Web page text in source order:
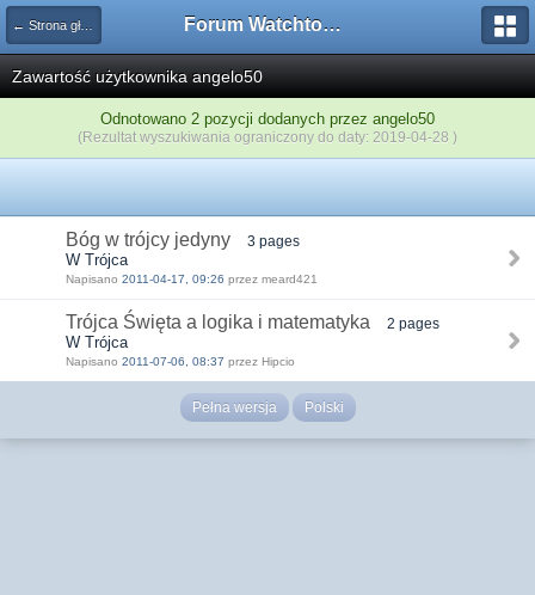
← Strona główna Forum Watchtower
Zawartość użytkownika angelo50
Odnotowano 2 pozycji dodanych przez angelo50
(Rezultat wyszukiwania ograniczony do daty: 2019-04-28 )
Bóg w trójcy jedyny 3 pages
W Trójca
Napisano 2011-04-17, 09:26 przez meard421
Trójca Święta a logika i matematyka 2 pages
W Trójca
Napisano 2011-07-06, 08:37 przez Hipcio
Pełna wersja Polski